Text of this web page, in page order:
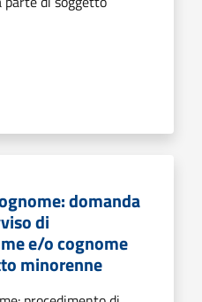
domanda
di
e/o cognome
minorenne